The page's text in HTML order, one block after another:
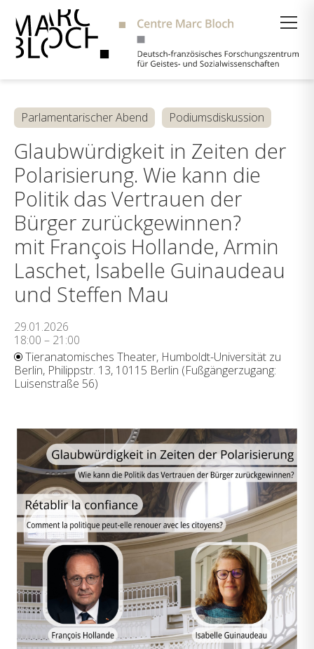
Parlamentarischer Abend Podiumsdiskussion
Glaubwürdigkeit in Zeiten der
Polarisierung. Wie kann die
Politik das Vertrauen der
Bürger zurückgewinnen?
mit François Hollande, Armin
Laschet, Isabelle Guinaudeau
und Steffen Mau
29.01.2026
18:00 – 21:00
Tieranatomisches Theater, Humboldt-Universität zu
Berlin, Philippstr. 13, 10115 Berlin (Fußgängerzugang:
Luisenstraße 56)